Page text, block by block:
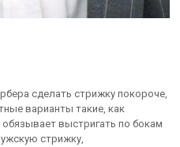
сделать стрижку покороче,
варианты такие, как
выстригать по бокам
стрижку,